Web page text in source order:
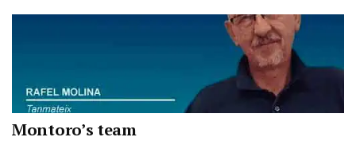
Connecta Lleida Pirineus: Nova
campanya d’excavacions al Pla
Montoro’s team